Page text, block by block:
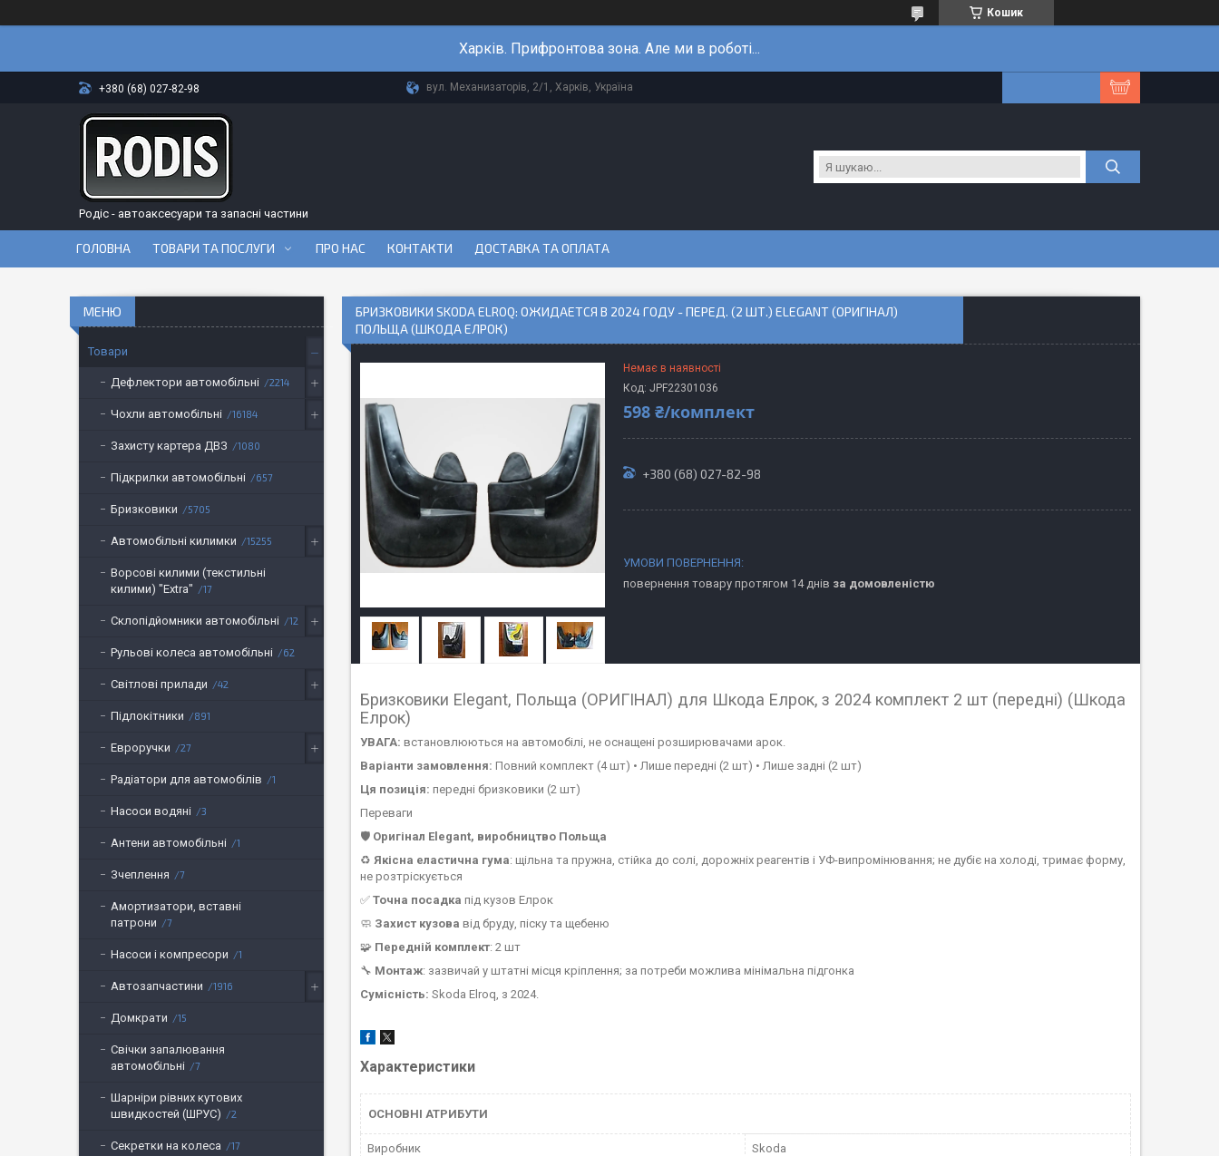
Кошик
Харків. Прифронтова зона. Але ми в роботі...
+380 (68) 027-82-98 вул. Механизаторів, 2/1, Харків, Україна
Родіс - автоаксесуари та запасні частини
ГОЛОВНА ТОВАРИ ТА ПОСЛУГИ ПРО НАС КОНТАКТИ ДОСТАВКА ТА ОПЛАТА
БРИЗКОВИКИ SKODA ELROQ: ОЖИДАЕТСЯ В 2024 ГОДУ - ПЕРЕД. (2 ШТ.) ELEGANT (ОРИГІНАЛ)
ПОЛЬЩА (ШКОДА ЕЛРОК)
Немає в наявності
Код: JPF22301036
598 ₴/комплект
+380 (68) 027-82-98
повернення товару протягом 14 днів за домовленістю
Бризковики Elegant, Польща (ОРИГІНАЛ) для Шкода Елрок, з 2024 комплект 2 шт (передні) (Шкода
Елрок)
УВАГА: встановлюються на автомобілі, не оснащені розширювачами арок.
Варіанти замовлення: Повний комплект (4 шт) • Лише передні (2 шт) • Лише задні (2 шт)
Ця позиція: передні бризковики (2 шт)
Переваги
🛡️ Оригінал Elegant, виробництво Польща
♻️ Якісна еластична гума: щільна та пружна, стійка до солі, дорожніх реагентів і УФ-випромінювання; не дубіє на холоді, тримає форму,
не розтріскується
✅ Точна посадка під кузов Елрок
🧼 Захист кузова від бруду, піску та щебеню
🧩 Передній комплект: 2 шт
🔧 Монтаж: зазвичай у штатні місця кріплення; за потреби можлива мінімальна підгонка
Сумісність: Skoda Elroq, з 2024.
Характеристики
ОСНОВНІ АТРИБУТИ
Виробник Skoda
Товари
Дефлектори автомобільні 2214
Чохли автомобільні 16184
Захисту картера ДВЗ 1080
Підкрилки автомобільні 657
Бризковики 5705
Автомобільні килимки 15255
Ворсові килими (текстильні
килими) "Extra"
17
Склопідйомники автомобільні 12
Рульові колеса автомобільні 62
Світлові прилади 42
Підлокітники 891
Евроручки 27
Радіатори для автомобілів 1
Насоси водяні 3
Антени автомобільні 1
Зчеплення 7
Амортизатори, вставні
патрони
7
Насоси і компресори 1
Автозапчастини 1916
Домкрати 15
Свічки запалювання
автомобільні
7
Шарніри рівних кутових
швидкостей (ШРУС)
2
Секретки на колеса 17